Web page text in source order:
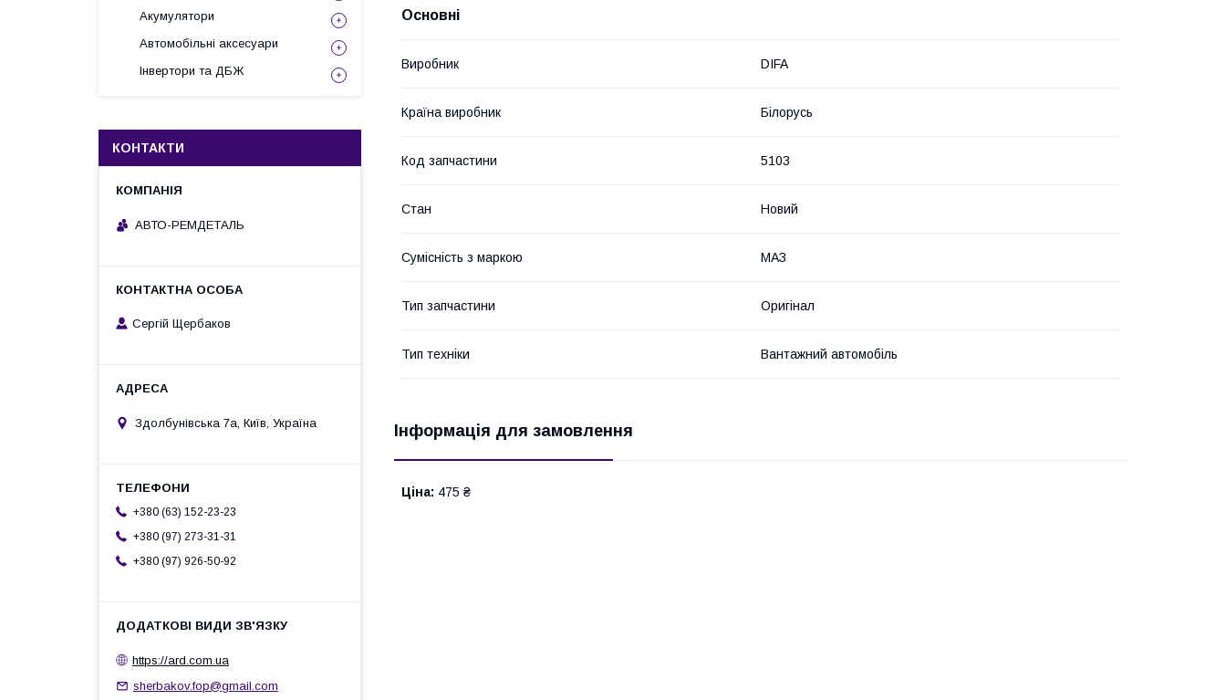
Основні
Виробник DIFA
Країна виробник Білорусь
Код запчастини 5103
Стан Новий
Сумісність з маркою МАЗ
Тип запчастини Оригінал
Тип техніки Вантажний автомобіль
Інформація для замовлення
Ціна: 475 ₴
Акумулятори
Автомобільні аксесуари
Інвертори та ДБЖ
КОНТАКТИ
АВТО-РЕМДЕТАЛЬ
Сергій Щербаков
Здолбунівська 7а, Київ, Україна
+380 (63) 152-23-23
+380 (97) 273-31-31
+380 (97) 926-50-92
https://ard.com.ua
sherbakov.fop@gmail.com